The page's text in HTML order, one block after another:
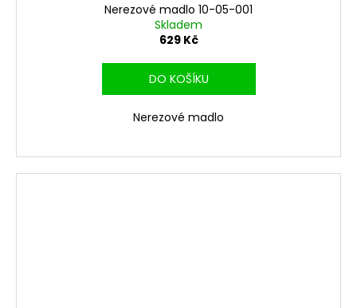
Nerezové madlo 10-05-001
Skladem
629 Kč
DO KOŠÍKU
Nerezové madlo